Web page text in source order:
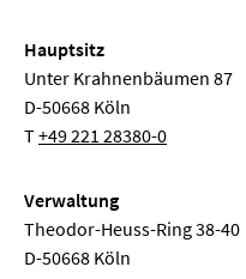
Hauptsitz
Unter Krahnenbäumen 87
D-50668 Köln
T+49 221 28380-0
Verwaltung
Theodor-Heuss-Ring 38-40
D-50668 Köln